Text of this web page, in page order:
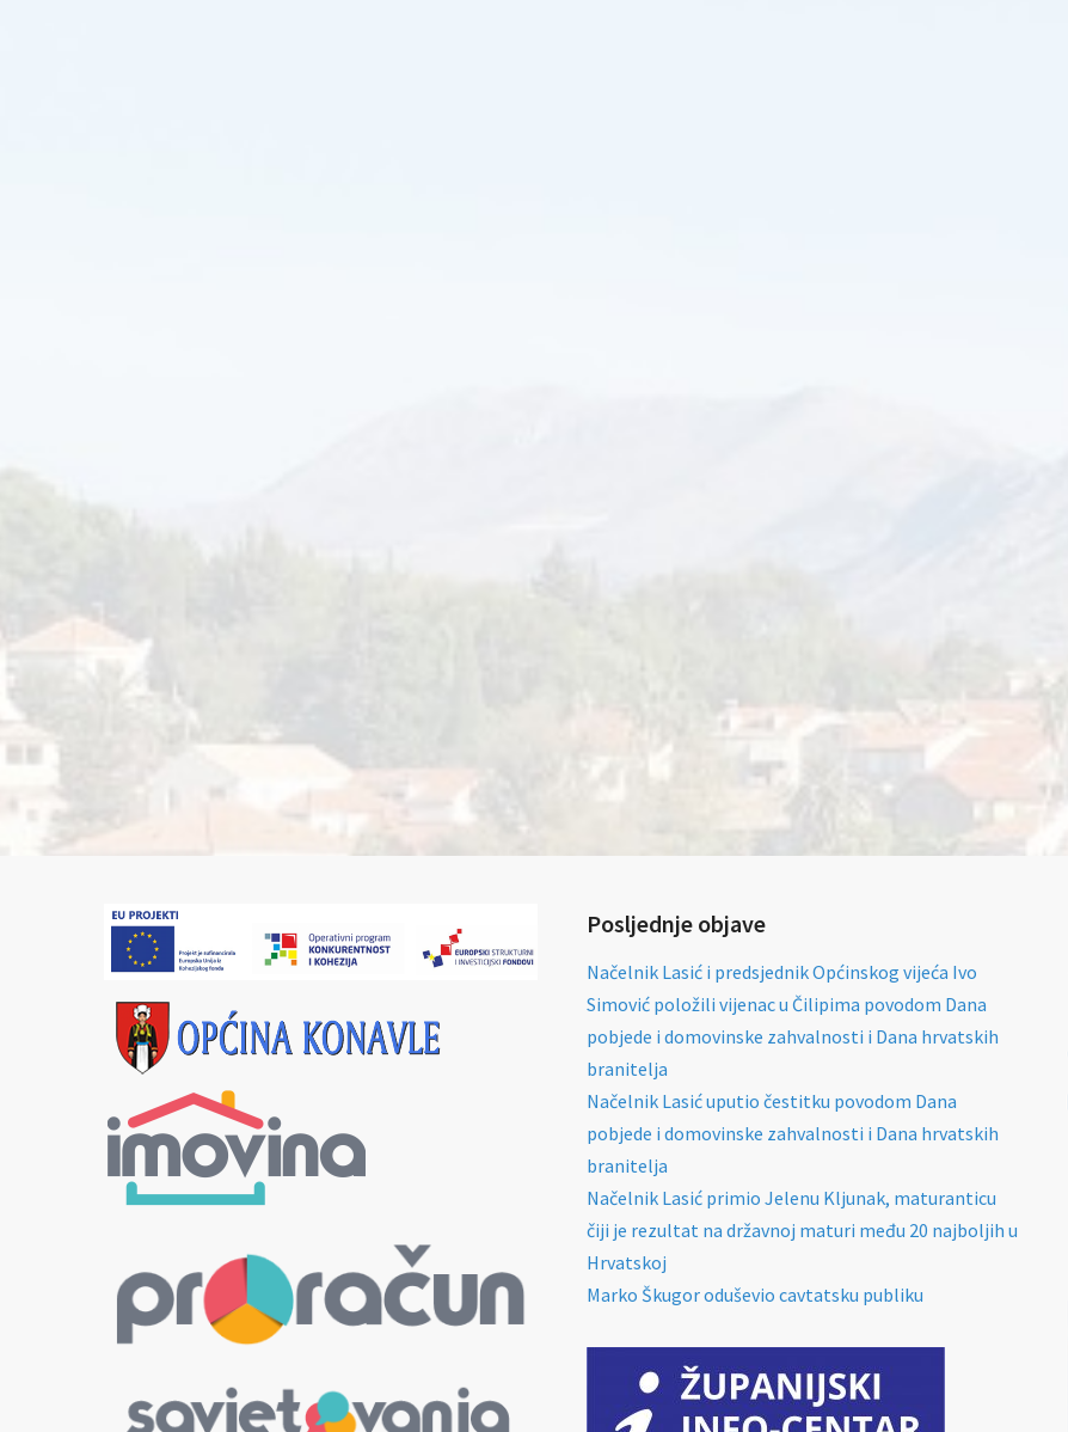
Posljednje objave
Načelnik Lasić i predsjednik Općinskog vijeća Ivo
Simović položili vijenac u Čilipima povodom Dana
pobjede i domovinske zahvalnosti i Dana hrvatskih
branitelja
Načelnik Lasić uputio čestitku povodom Dana
pobjede i domovinske zahvalnosti i Dana hrvatskih
branitelja
Načelnik Lasić primio Jelenu Kljunak, maturanticu
čiji je rezultat na državnoj maturi među 20 najboljih u
Hrvatskoj
Marko Škugor oduševio cavtatsku publiku